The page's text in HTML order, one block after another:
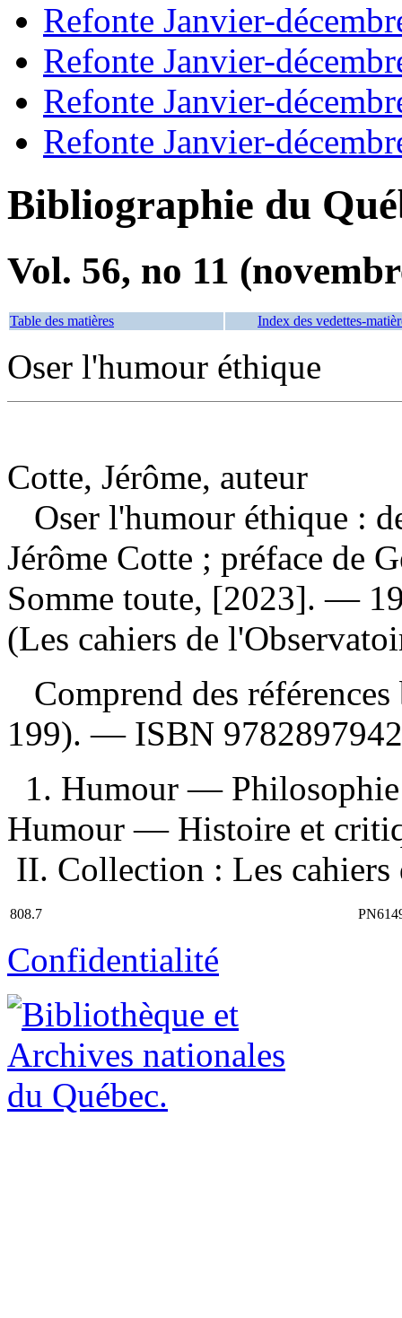
Refonte Janvier-
Refonte Janvier-
Refonte Janvier-
Refonte Janvier-
Bibliographie du
Vol. 56, no 11
Table des matières Index des vedettes-
Oser l'humour éthique
Cotte, Jérôme, auteur
Oser l'humour éthique :
Jérôme Cotte ; préface de
Somme toute, [2023]. —
(Les cahiers de
Comprend des
199). — ISBN
1. Humour —
Humour — Histoire et
II. Collection : Les
808.7
Confidentialité